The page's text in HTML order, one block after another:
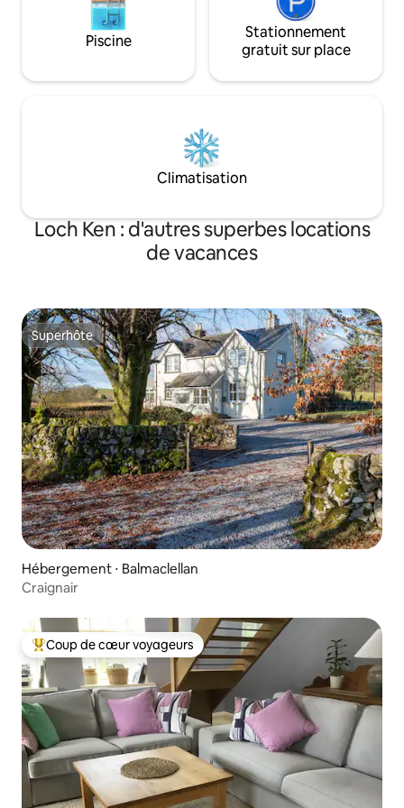
Piscine
Stationnement
gratuit sur place
Climatisation
Loch Ken : d'autres superbes locations
de vacances
Superhôte
Superhôte
Hébergement ⋅ Balmaclellan
Craignair
Coups de cœur voyageurs les plus appréciés
Coup de cœur voyageurs